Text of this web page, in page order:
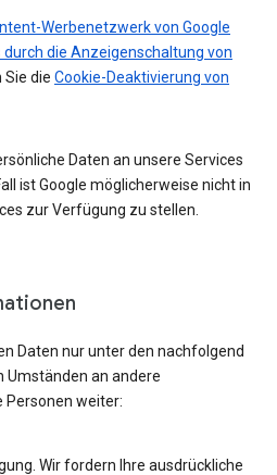
Werbenetzwerk von Google
die Anzeigenschaltung von
Sie die Cookie-Deaktivierung von
Daten an unsere Services
ist Google möglicherweise nicht in
zur Verfügung zu stellen.
Daten nur unter den nachfolgend
Umständen an andere
Personen weiter:
Wir fordern Ihre ausdrückliche